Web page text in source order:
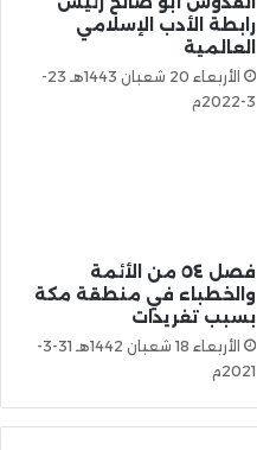
رابطة الأدب الإسلامي
العالمية
الأربعاء 20 شعبان 1443هـ 23-
3-2022م
فصل ٥٤ من الأئمة
والخطباء في منطقة مكة
بسبب تغريدات
الأربعاء 18 شعبان 1442هـ 31-3-
2021م